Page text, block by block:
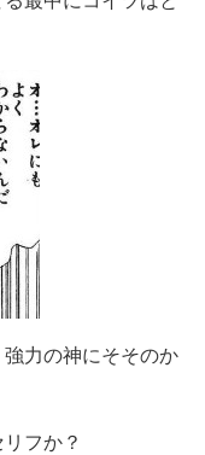
強力の神にそそのか
フか？